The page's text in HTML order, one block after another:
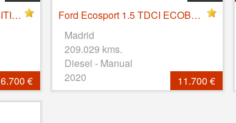
SKODA Yeti 2.0TDI CR AMBITION 4X2 81 KW (110 CV), Diesel, Manual, 273686 Km, 2012
6.700 €
Ford Ecosport 1.5 TDCI ECOBLUE TITANIUM 120 CV 88 KW (120 CV), Diesel, Manual, 209029 Km
Madrid
209.029 kms.
Diesel - Manual
2020
11.700 €